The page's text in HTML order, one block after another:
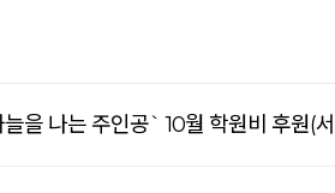
을 나는 주인공` 10월 학원비 후원(